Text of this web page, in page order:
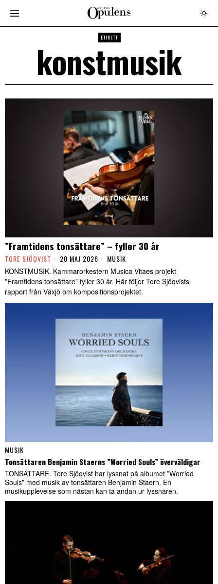
ETIKETT
konstmusik
”Framtidens tonsättare” – fyller 30 år
TORE SJÖQVIST 20 MAJ 2026 MUSIK
KONSTMUSIK. Kammarorkestern Musica Vitaes projekt
”Framtidens tonsättare” fyller 30 år. Här följer Tore Sjöqvists
rapport från Växjö om kompositionsprojektet.
MUSIK
Tonsättaren Benjamin Staerns ”Worried Souls” överväldigar
TONSÄTTARE. Tore Sjöqvist har lyssnat på albumet ”Worried
Souls” med musik av tonsättaren Benjamin Staern. En
musikupplevelse som nästan kan ta andan ur lyssnaren.